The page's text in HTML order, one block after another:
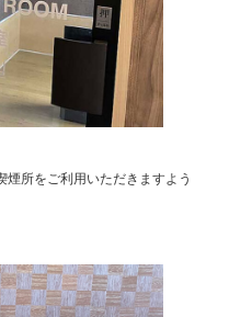
所をご利用いただきますよう